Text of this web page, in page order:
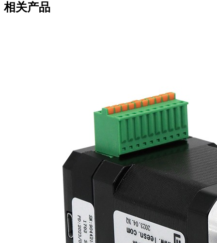
相关产品